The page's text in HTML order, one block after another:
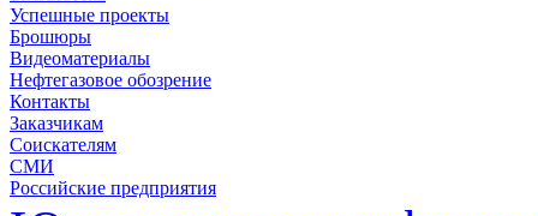
Успешные проекты
Брошюры
Видеоматериалы
Нефтегазовое обозрение
Контакты
Заказчикам
Соискателям
СМИ
Российские предприятия